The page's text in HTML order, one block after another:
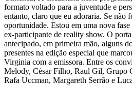
formato voltado para a juventude e
entanto, claro que eu adoraria. Se não
oportunidade. Estou em uma nova
ex-participante de reality show. O
antecipado, em primeira mão, alguns
presentes na edição especial que
Virginia com a emissora. Entre os
Melody, César Filho, Raul Gil, Grupo
Rafa Uccman, Margareth Serrão e